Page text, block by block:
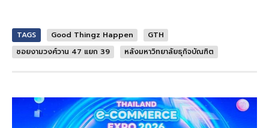
TAGS Good Thingz Happen
GTH
ซอยงามวงศ์วาน 47 แยก 39
หลังมหาวิทยาลัยธุกิจบัณฑิต